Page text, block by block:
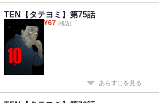
TEN【タテヨミ】第75話
¥67 (税込)
あらすじを見る